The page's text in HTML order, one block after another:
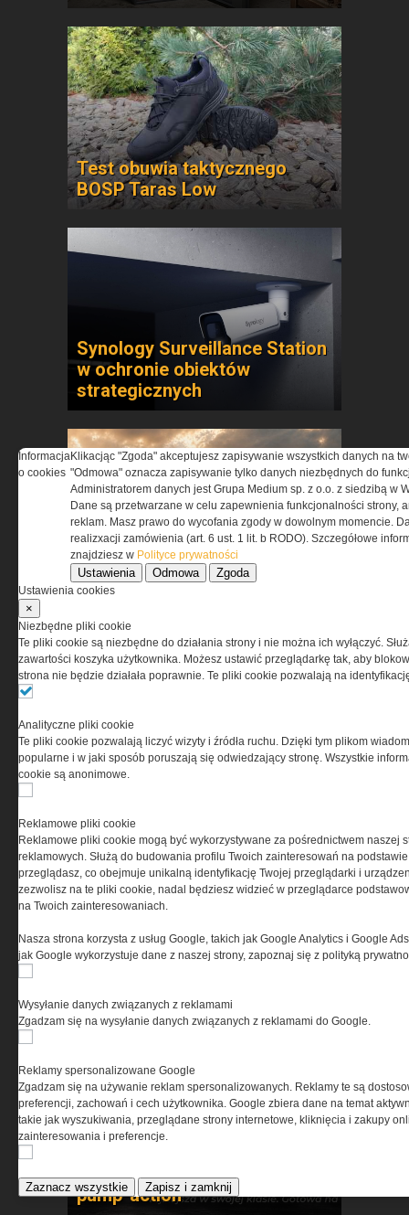
Test obuwia taktycznego
BOSP Taras Low
Synology Surveillance Station
w ochronie obiektów
strategicznych
Pasywna osłona antydronowa
w ochronie infrastruktury
krytycznej
ASTRIVA. Kiedy ochrona
balistyczna zaczyna się w
Security Expo 2026 – trzy dni
innowacji, wiedzy i spotkań
nowoczesna definicja strzelby
pump-action
Informacja
o cookies
Klikacjąc "Zgoda" akceptujesz zapisywanie wszystkich danych na
"Odmowa" oznacza zapisywanie tylko danych niezbędnych do
Administratorem danych jest Grupa Medium sp. z o.o. z siedzibą w
Dane są przetwarzane w celu zapewnienia funkcjonalności strony,
reklam. Masz prawo do wycofania zgody w dowolnym momencie.
realizxacji zamówienia (art. 6 ust. 1 lit. b RODO). Szczegółowe
znajdziesz w Polityce prywatności
Ustawienia Odmowa Zgoda
Ustawienia cookies
×
Niezbędne pliki cookie
Te pliki cookie są niezbędne do działania strony i nie można ich wyłączyć.
zawartości koszyka użytkownika. Możesz ustawić przeglądarkę tak, aby
strona nie będzie działała poprawnie. Te pliki cookie pozwalają na
Analityczne pliki cookie
Te pliki cookie pozwalają liczyć wizyty i źródła ruchu. Dzięki tym plikom
popularne i w jaki sposób poruszają się odwiedzający stronę. Wszystkie
cookie są anonimowe.
Reklamowe pliki cookie
Reklamowe pliki cookie mogą być wykorzystywane za pośrednictwem naszej
reklamowych. Służą do budowania profilu Twoich zainteresowań na
przeglądasz, co obejmuje unikalną identyfikację Twojej przeglądarki i
zezwolisz na te pliki cookie, nadal będziesz widzieć w przeglądarce
na Twoich zainteresowaniach.
Nasza strona korzysta z usług Google, takich jak Google Analytics i Google
jak Google wykorzystuje dane z naszej strony, zapoznaj się z polityką
Wysyłanie danych związanych z reklamami
Zgadzam się na wysyłanie danych związanych z reklamami do Google.
Reklamy spersonalizowane Google
Zgadzam się na używanie reklam spersonalizowanych. Reklamy te są
preferencji, zachowań i cech użytkownika. Google zbiera dane na temat
takie jak wyszukiwania, przeglądane strony internetowe, kliknięcia i zakupy
zainteresowania i preferencje.
Zaznacz wszystkie Zapisz i zamknij